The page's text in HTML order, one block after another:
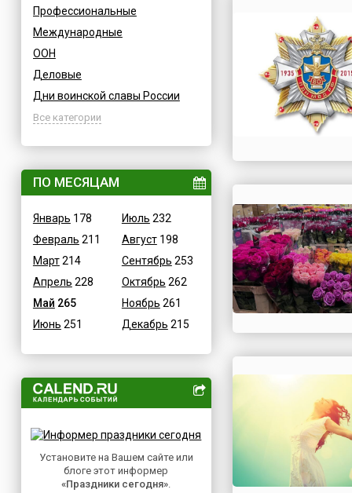
Бразилия
Великобритания
Венгрия
Вьетнам
Германия
Греция
Египет
Израиль
Индия
Иордания
Ирак
Иран
Ирландия
Исландия
Италия
Казахстан
Камерун
Канада
Профессиональные
Международные
ООН
Деловые
Дни воинской славы России
Армейские
Водные
Детские
В честь икон
Дни памяти святых
Конституционные
Культурные
Масс-медийные
Независимые
Природные
Медицинские
Посты
Все категории
ПО МЕСЯЦАМ
Январь 178
Февраль 211
Март214
Апрель 228
Май 265
Июнь 251
Июль 232
Август198
Сентябрь 253
Октябрь 262
Ноябрь 261
Декабрь 215
Установите на Вашем сайте или
блоге этот информер
«Праздники сегодня».